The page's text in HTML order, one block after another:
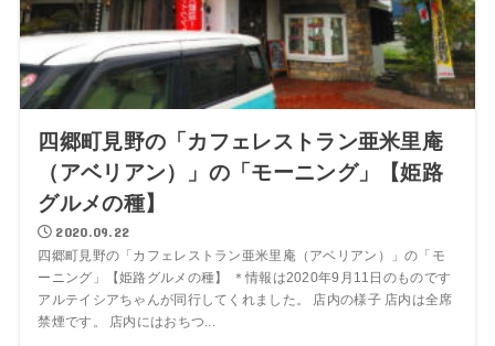
四郷町見野の「カフェレストラン亜米里庵
（アベリアン）」の「モーニング」【姫路
グルメの種】
2020.09.22
四郷町見野の「カフェレストラン亜米里庵（アベリアン）」の「モ
ーニング」【姫路グルメの種】 ＊情報は2020年9月11日のものです
アルテイシアちゃんが同行してくれました。 店内の様子 店内は全席
禁煙です。 店内にはおちつ...